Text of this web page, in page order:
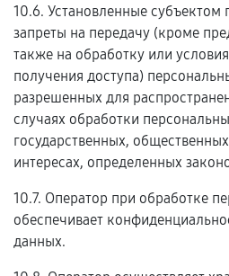
10.6. Установленные субъектом
запреты на передачу (кроме
также на обработку или
получения доступа)
разрешенных для
случаях обработки
государственных,
интересах, определенных
10.7. Оператор при обработке
обеспечивает
данных.